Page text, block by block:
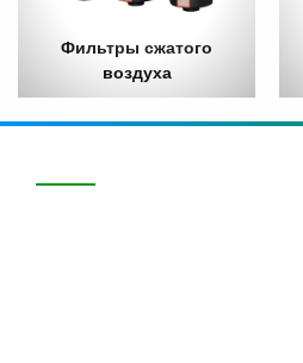
Фильтры сжатого
воздуха